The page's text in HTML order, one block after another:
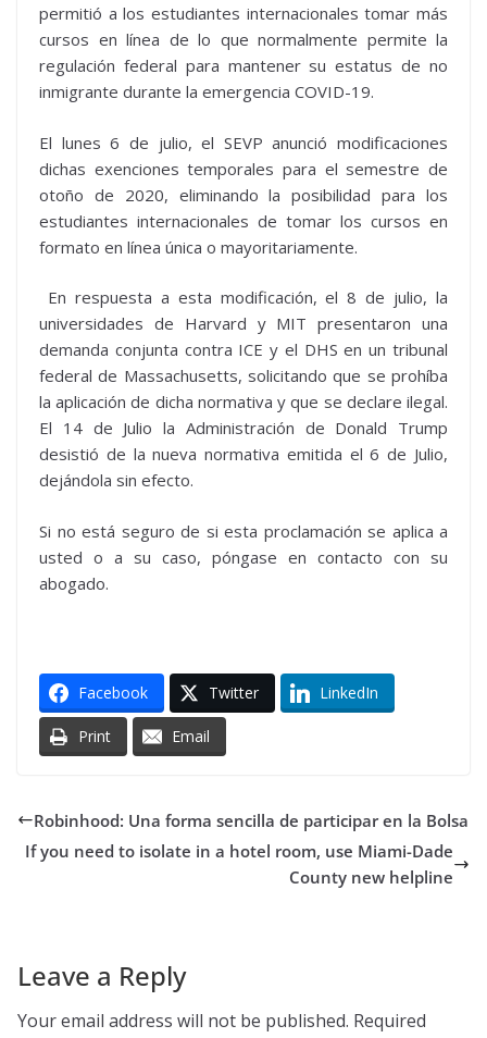
permitió a los estudiantes internacionales tomar más
cursos en línea de lo que normalmente permite la
regulación federal para mantener su estatus de no
inmigrante durante la emergencia COVID-19.
El lunes 6 de julio, el SEVP anunció modificaciones
dichas exenciones temporales para el semestre de
otoño de 2020, eliminando la posibilidad para los
estudiantes internacionales de tomar los cursos en
formato en línea única o mayoritariamente.
En respuesta a esta modificación, el 8 de julio, la
universidades de Harvard y MIT presentaron una
demanda conjunta contra ICE y el DHS en un tribunal
federal de Massachusetts, solicitando que se prohíba
la aplicación de dicha normativa y que se declare ilegal.
El 14 de Julio la Administración de Donald Trump
desistió de la nueva normativa emitida el 6 de Julio,
dejándola sin efecto.
Si no está seguro de si esta proclamación se aplica a
usted o a su caso, póngase en contacto con su
abogado.
Facebook Twitter LinkedIn
Print Email
Robinhood: Una forma sencilla de participar en la Bolsa
If you need to isolate in a hotel room, use Miami-Dade
County new helpline
Leave a Reply
Your email address will not be published. Required